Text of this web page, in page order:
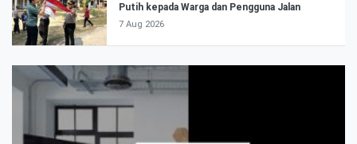
Putih kepada Warga dan Pengguna Jalan
7 Aug 2026